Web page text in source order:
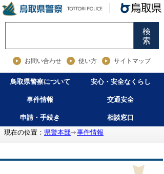
検
索
お問い合わせ 使い方 サイトマップ
鳥取県警察について 安心・安全なくらし
事件情報 交通安全
申請・手続き
相談窓口
現在の位置： 県警本部 事件情報